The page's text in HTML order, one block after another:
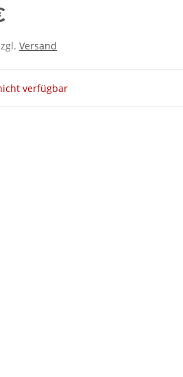
Versand
verfügbar